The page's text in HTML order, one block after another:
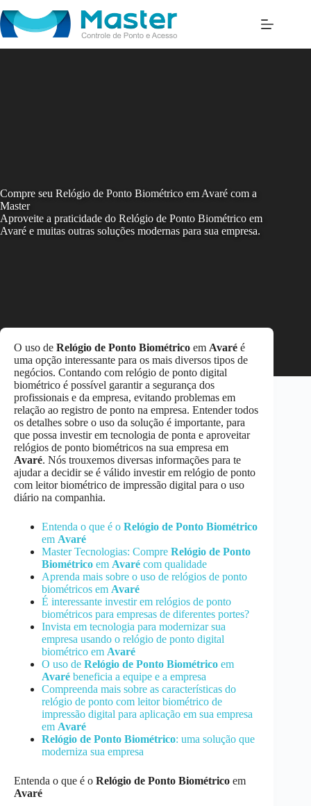
to
content
Compre seu Relógio de Ponto Biométrico em Avaré com a
Master
Aproveite a praticidade do Relógio de Ponto Biométrico em
Avaré e muitas outras soluções modernas para sua empresa.
O uso de Relógio de Ponto Biométrico em Avaré é
uma opção interessante para os mais diversos tipos de
negócios. Contando com relógio de ponto digital
biométrico é possível garantir a segurança dos
profissionais e da empresa, evitando problemas em
relação ao registro de ponto na empresa. Entender todos
os detalhes sobre o uso da solução é importante, para
que possa investir em tecnologia de ponta e aproveitar
relógios de ponto biométricos na sua empresa em
Avaré. Nós trouxemos diversas informações para te
ajudar a decidir se é válido investir em relógio de ponto
com leitor biométrico de impressão digital para o uso
diário na companhia.
Entenda o que é o Relógio de Ponto Biométrico
em Avaré
Master Tecnologias: Compre Relógio de Ponto
Biométrico em Avaré com qualidade
Aprenda mais sobre o uso de relógios de ponto
biométricos em Avaré
É interessante investir em relógios de ponto
biométricos para empresas de diferentes portes?
Invista em tecnologia para modernizar sua
empresa usando o relógio de ponto digital
biométrico em Avaré
O uso de Relógio de Ponto Biométrico em
Avaré beneficia a equipe e a empresa
Compreenda mais sobre as características do
relógio de ponto com leitor biométrico de
impressão digital para aplicação em sua empresa
em Avaré
Relógio de Ponto Biométrico: uma solução que
moderniza sua empresa
Entenda o que é o Relógio de Ponto Biométrico em
Avaré